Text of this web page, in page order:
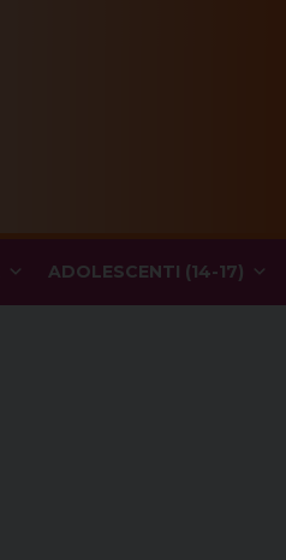
ADOLESCENTI (14-17)